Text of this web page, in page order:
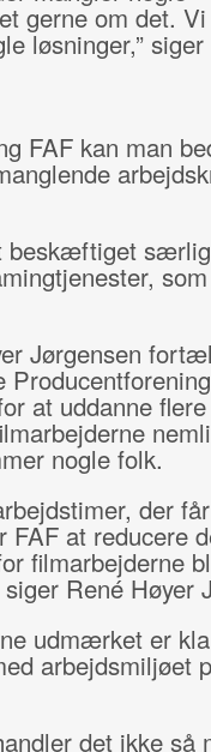
gerne om det.
løsninger,” siger
FAF kan man
beskæftiget
Jørgensen
at uddanne
nogle folk.
der
at reducere
filmarbejderne
René Høyer
udmærket er
arbejdsmiljøet
det ikke så